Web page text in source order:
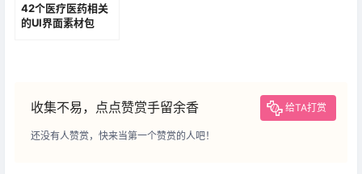
42个医疗医药相关
的UI界面素材包
收集不易，点点赞赏手留余香 给TA打赏
还没有人赞赏，快来当第一个赞赏的人吧！